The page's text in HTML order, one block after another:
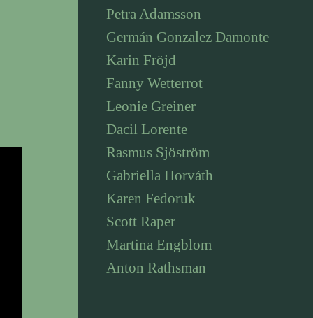
Petra Adamsson
Germán Gonzalez Damonte
Karin Fröjd
Fanny Wetterrot
Leonie Greiner
Dacil Lorente
Rasmus Sjöström
Gabriella Horváth
Karen Fedoruk
Scott Raper
Martina Engblom
Anton Rathsman